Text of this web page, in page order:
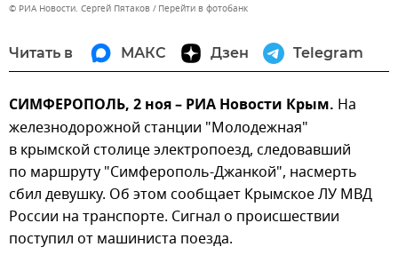
© РИА Новости. Сергей Пятаков Перейти в фотобанк
Читать в МАКС Дзен Telegram
СИМФЕРОПОЛЬ, 2 ноя – РИА Новости Крым. На
железнодорожной станции "Молодежная"
в крымской столице электропоезд, следовавший
по маршруту "Симферополь-Джанкой", насмерть
сбил девушку. Об этом сообщает Крымское ЛУ МВД
России на транспорте. Сигнал о происшествии
поступил от машиниста поезда.